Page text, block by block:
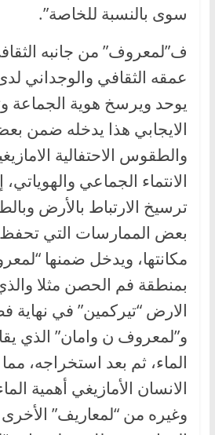
سوى بالنسبة للخاصة”.
ف”لمعروف” من جانبه
عمقه الثقافي والوجداني
يوحد ويرسخ هوية الجماعة
الايجابي هذا يدخله ضمن
والطقوس الاحتفالية
الانتماء الجماعي
ترسيخ الارتباط بالأرض
بعض الممارسات التي تحفظ
مكانتها، ويدخل ضمنها
بمنطقة فم الحصن مثلا
الارض “تيركمين” في نهاية
و”لمعروف ن وامان” الذي
الماء، ثم بعد استخراجه،
الانسان الأمازيغي أهمية
وغيره من “لمعاريف”